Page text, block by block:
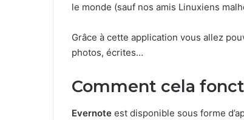
le monde (sauf nos amis Linuxiens
Grâce à cette application vous allez
photos, écrites…
Comment cela
Evernote est disponible sous forme